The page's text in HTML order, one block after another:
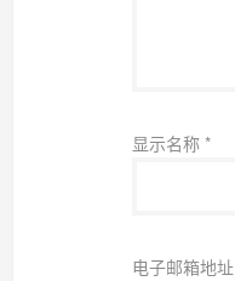
显示名称 *
电子邮箱地址